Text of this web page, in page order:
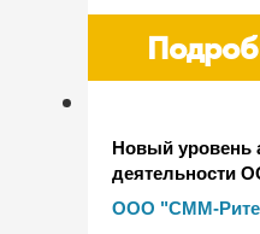
Новый уровень
деятельности
ООО "СММ-